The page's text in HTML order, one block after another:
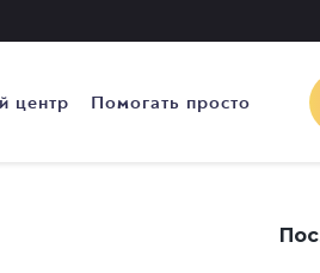
центр Помогать просто